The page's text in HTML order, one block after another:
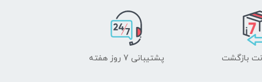
پشتیبانی 7 روز هفته